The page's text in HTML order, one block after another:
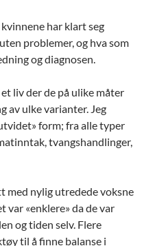
har klart seg
problemer, og hva som
og diagnosen.
liv der de på ulike måter
av ulke varianter. Jeg
form; fra alle typer
tvangshandlinger,
med nylig utredede voksne
var «enklere» da de var
og tiden selv. Flere
til å finne balanse i